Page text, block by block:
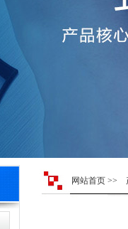
网站首页 >>